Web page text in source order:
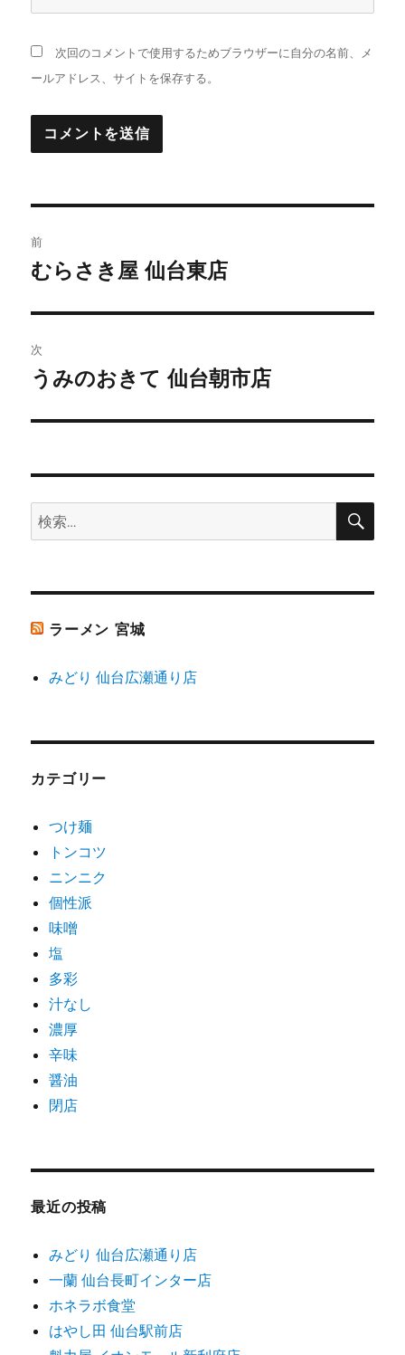
次回のコメントで使用するためブラウザーに自分の名前、メ
ールアドレス、サイトを保存する。
稿
ビ
ゲ
ー
ン
前
前
投
稿:
むらさき屋 仙台東店
次
次
投
うみのおきて 仙台朝市店
検
索:
検
ラーメン 宮城
みどり 仙台広瀬通り店
カテゴリー
つけ麺
トンコツ
ニンニク
個性派
味噌
塩
多彩
汁なし
濃厚
辛味
醤油
閉店
最近の投稿
みどり 仙台広瀬通り店
一蘭 仙台長町インター店
ホネラボ食堂
はやし田 仙台駅前店